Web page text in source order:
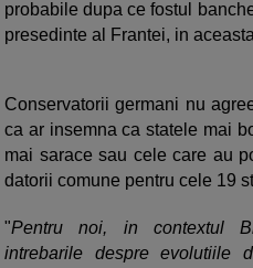
probabile dupa ce fostul
presedinte al Frantei, in
Conservatorii germani nu
ca ar insemna ca statele mai
mai sarace sau cele care au
datorii comune pentru cele 19
"Pentru noi, in contextul
intrebarile despre evolutiile